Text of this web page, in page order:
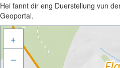
Hei fannt dir eng Duerstellung vun
Geoportal.
+
–